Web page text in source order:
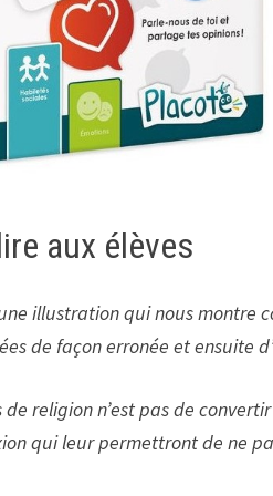
aux élèves
illustration qui nous montre
de façon erronée et ensuite
de religion n’est pas de
qui leur permettront de ne